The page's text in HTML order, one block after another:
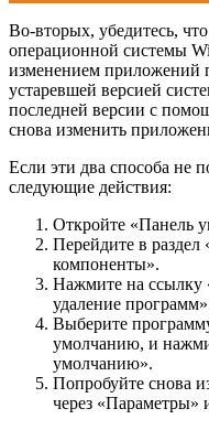
Во-вторых, убедитесь,
операционной системы
изменением приложений
устаревшей версией
последней версии с
снова изменить
Если эти два способа не
следующие действия:
Откройте «Панель
Перейдите в
компоненты».
Нажмите на ссылку
удаление
Выберите
умолчанию, и
умолчанию».
Попробуйте снова
через «Параметры»